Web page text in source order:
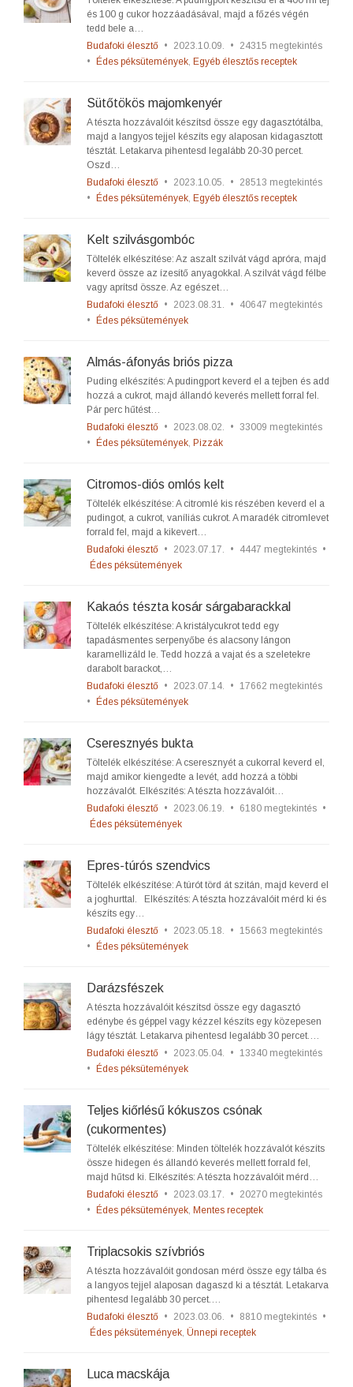
és 100 g cukor hozzáadásával, majd a főzés végén
tedd bele a…
Budafoki élesztő • 2023.10.09. •
24315 megtekintés
•
Édes péksütemények, Egyéb élesztős receptek
Sütőtökös majomkenyér
A tészta hozzávalóit készítsd össze egy dagasztótálba,
majd a langyos tejjel készíts egy alaposan kidagasztott
tésztát. Letakarva pihentesd legalább 20-30 percet.
Oszd…
Budafoki élesztő • 2023.10.05. •
28513 megtekintés
•
Édes péksütemények, Egyéb élesztős receptek
Kelt szilvásgombóc
Töltelék elkészítése: Az aszalt szilvát vágd apróra, majd
keverd össze az ízesítő anyagokkal. A szilvát vágd félbe
vagy aprítsd össze. Az egészet…
Budafoki élesztő • 2023.08.31. •
40647 megtekintés
•
Édes péksütemények
Almás-áfonyás briós pizza
Puding elkészítés: A pudingport keverd el a tejben és add
hozzá a cukrot, majd állandó keverés mellett forral fel.
Pár perc hűtést…
Budafoki élesztő • 2023.08.02. • 33009 megtekintés
•
Édes péksütemények, Pizzák
Citromos-diós omlós kelt
Töltelék elkészítése: A citromlé kis részében keverd el a
pudingot, a cukrot, vaníliás cukrot. A maradék citromlevet
forrald fel, majd a kikevert…
Budafoki élesztő • 2023.07.17. • 4447 megtekintés •
Édes péksütemények
Kakaós tészta kosár sárgabarackkal
Töltelék elkészítése: A kristálycukrot tedd egy
tapadásmentes serpenyőbe és alacsony lángon
karamellizáld le. Tedd hozzá a vajat és a szeletekre
darabolt barackot,…
Budafoki élesztő • 2023.07.14. • 17662 megtekintés
•
Édes péksütemények
Cseresznyés bukta
Töltelék elkészítése: A cseresznyét a cukorral keverd el,
majd amikor kiengedte a levét, add hozzá a többi
hozzávalót. Elkészítés: A tészta hozzávalóit…
Budafoki élesztő • 2023.06.19. • 6180 megtekintés •
Édes péksütemények
Epres-túrós szendvics
Töltelék elkészítése: A túrót törd át szitán, majd keverd el
a joghurttal. Elkészítés: A tészta hozzávalóit mérd ki és
készíts egy…
Budafoki élesztő • 2023.05.18. • 15663 megtekintés
•
Édes péksütemények
Darázsfészek
A tészta hozzávalóit készítsd össze egy dagasztó
edénybe és géppel vagy kézzel készíts egy közepesen
lágy tésztát. Letakarva pihentesd legalább 30 percet.…
Budafoki élesztő • 2023.05.04. • 13340 megtekintés
•
Édes péksütemények
Teljes kiőrlésű kókuszos csónak
(cukormentes)
Töltelék elkészítése: Minden töltelék hozzávalót készíts
össze hidegen és állandó keverés mellett forrald fel,
majd hűtsd ki. Elkészítés: A tészta hozzávalóit mérd…
Budafoki élesztő • 2023.03.17. •
20270 megtekintés
•
Édes péksütemények, Mentes receptek
Triplacsokis szívbriós
A tészta hozzávalóit gondosan mérd össze egy tálba és
a langyos tejjel alaposan dagaszd ki a tésztát. Letakarva
pihentesd legalább 30 percet.…
Budafoki élesztő • 2023.03.06. • 8810 megtekintés •
Édes péksütemények, Ünnepi receptek
Luca macskája